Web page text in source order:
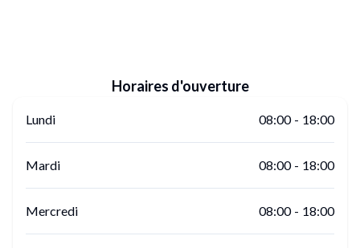
Horaires d'ouverture
Lundi 08:00 - 18:00
Mardi 08:00 - 18:00
Mercredi 08:00 - 18:00